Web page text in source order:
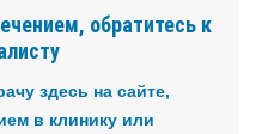
обратитесь к
здесь на сайте,
в клинику или